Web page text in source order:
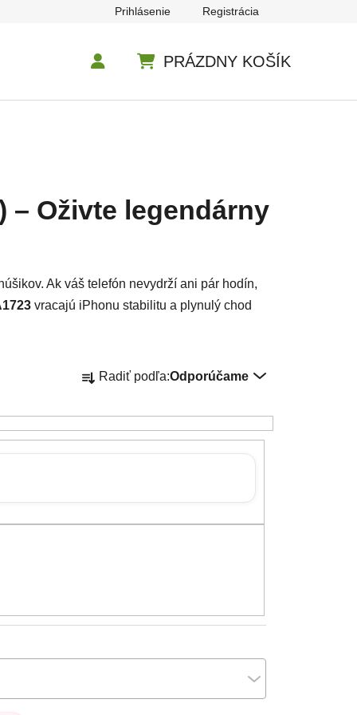
Prihlásenie Registrácia
PRÁZDNY KOŠÍK
– Oživte legendárny
Ak váš telefón nevydrží ani pár hodín,
vracajú iPhonu stabilitu a plynulý chod
Radiť podľa:Odporúčame